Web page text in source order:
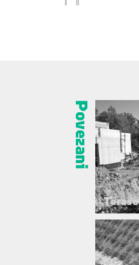
Povezani
Terase